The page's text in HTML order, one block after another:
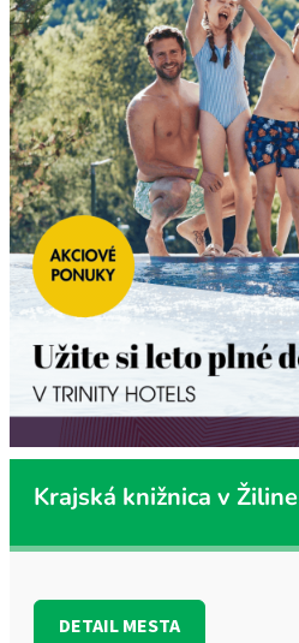
Krajská knižnica v Žiline
DETAIL MESTA